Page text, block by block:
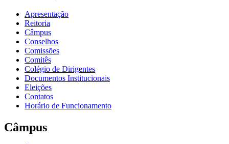
Apresentação
Reitoria
Câmpus
Conselhos
Comissões
Comitês
Colégio de Dirigentes
Documentos Institucionais
Eleições
Contatos
Horário de Funcionamento
Câmpus